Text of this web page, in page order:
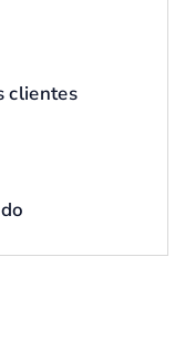
clientes